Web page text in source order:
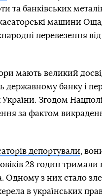
та банківських
машини
перевезення
мають великий
державному банку і
Згодом
за фактом
депортували ,
28 годин тримали
Одному з них стало
в українських